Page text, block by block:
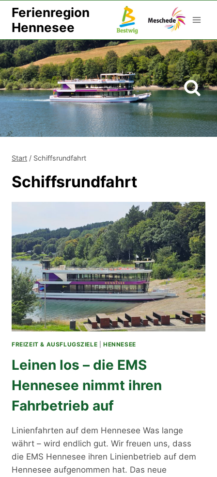
Zum
Inhalt
springen
Ferienregion
Hennesee
Start / Schiffsrundfahrt
Schiffsrundfahrt
FREIZEIT & AUSFLUGSZIELE |HENNESEE
Leinen los – die EMS
Hennesee nimmt ihren
Fahrbetrieb auf
Linienfahrten auf dem Hennesee Was lange
währt – wird endlich gut. Wir freuen uns, dass
die EMS Hennesee ihren Linienbetrieb auf dem
Hennesee aufgenommen hat. Das neue